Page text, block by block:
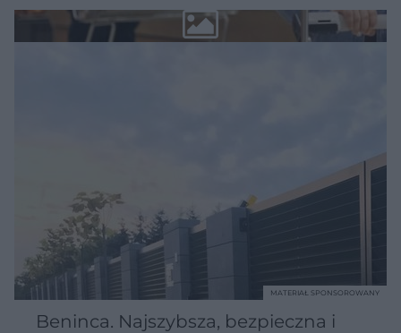
Beninca. Najszybsza, bezpieczna i
MATERIAŁ SPONSOROWANY